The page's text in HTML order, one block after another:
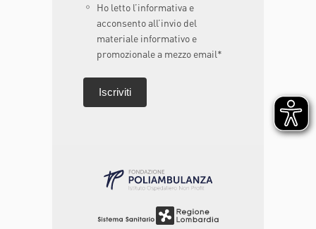
Ho letto l’informativa e
acconsento all’invio del
materiale informativo e
promozionale a mezzo email*